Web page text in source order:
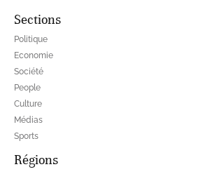
Sections
Politique
Economie
Société
People
Culture
Médias
Sports
Régions